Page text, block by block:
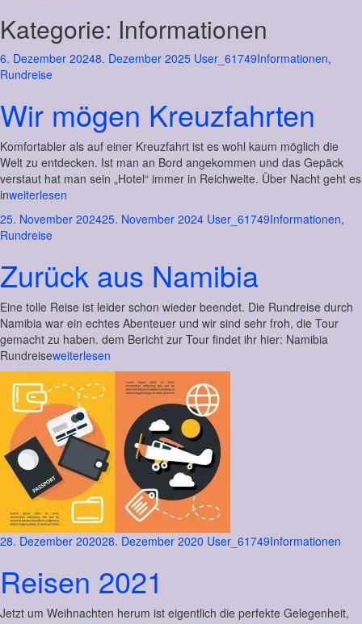
Kategorie: Informationen
6. Dezember 20248. Dezember 2025 User_61749Informationen,
Rundreise
Wir mögen Kreuzfahrten
Komfortabler als auf einer Kreuzfahrt ist es wohl kaum möglich die
Welt zu entdecken. Ist man an Bord angekommen und das Gepäck
verstaut hat man sein „Hotel“ immer in Reichweite. Über Nacht geht es
inweiterlesen
25. November 202425. November 2024 User_61749Informationen,
Rundreise
Zurück aus Namibia
Eine tolle Reise ist leider schon wieder beendet. Die Rundreise durch
Namibia war ein echtes Abenteuer und wir sind sehr froh, die Tour
gemacht zu haben. dem Bericht zur Tour findet ihr hier: Namibia
Rundreiseweiterlesen
28. Dezember 202028. Dezember 2020 User_61749Informationen
Reisen 2021
Jetzt um Weihnachten herum ist eigentlich die perfekte Gelegenheit,